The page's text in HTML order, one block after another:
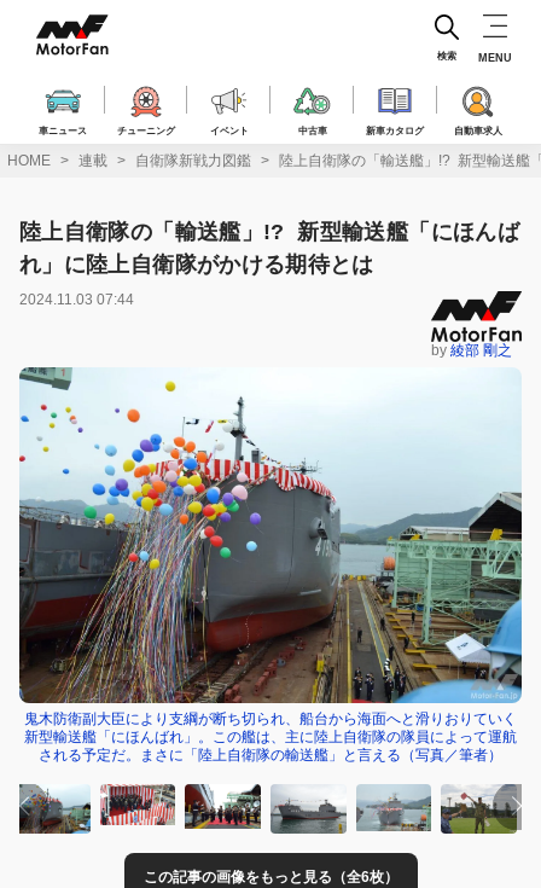
ス
車ニュース チューニング イベント 中古車 新車カタログ 自動車求人
検索 MENU
HOME 連載 自衛隊新戦力図鑑 陸上自衛隊の「輸送艦」!? 新型輸送艦
陸上自衛隊の「輸送艦」!? 新型輸送艦「にほんば
れ」に陸上自衛隊がかける期待とは
2024.11.03 07:44
by 綾部 剛之
鬼木防衛副大臣により支綱が断ち切られ、船台から海面へと滑りおりていく
新型輸送艦「にほんばれ」。この艦は、主に陸上自衛隊の隊員によって運航
される予定だ。まさに「陸上自衛隊の輸送艦」と言える（写真／筆者）
この記事の画像をもっと見る（全6枚）